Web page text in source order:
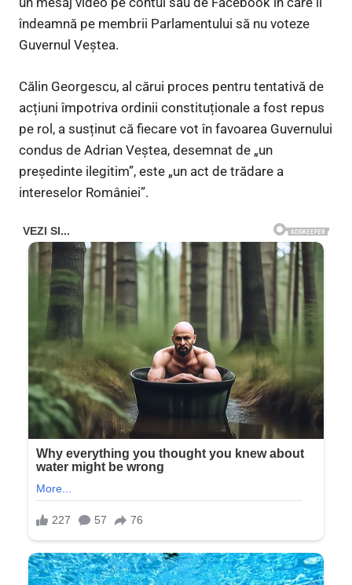
îndeamnă pe membrii Parlamentului să nu voteze
Guvernul Veștea.
Călin Georgescu, al cărui proces pentru tentativă de
acțiuni împotriva ordinii constituționale a fost repus
pe rol, a susținut că fiecare vot în favoarea Guvernului
condus de Adrian Veștea, desemnat de „un
președinte ilegitim”, este „un act de trădare a
intereselor României”.